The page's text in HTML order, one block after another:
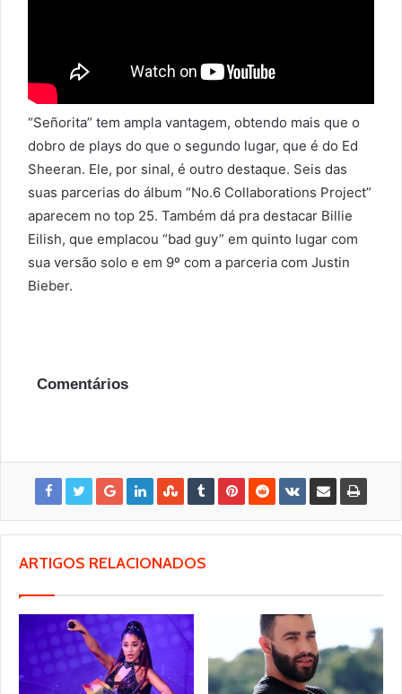
“Señorita” tem ampla vantagem, obtendo mais que o
dobro de plays do que o segundo lugar, que é do Ed
Sheeran. Ele, por sinal, é outro destaque. Seis das
suas parcerias do álbum “No.6 Collaborations Project”
aparecem no top 25. Também dá pra destacar Billie
Eilish, que emplacou “bad guy” em quinto lugar com
sua versão solo e em 9º com a parceria com Justin
Bieber.
Comentários
ARTIGOS RELACIONADOS